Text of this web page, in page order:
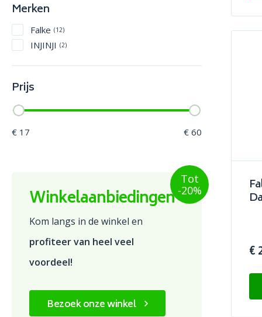
Merken
Falke (12)
INJINJI (2)
Prijs
€ 17 € 60
Winkelaanbiedingen
Kom langs in de winkel en
profiteer van heel veel
voordeel!
Bezoek onze winkel
Tot
-20%
€